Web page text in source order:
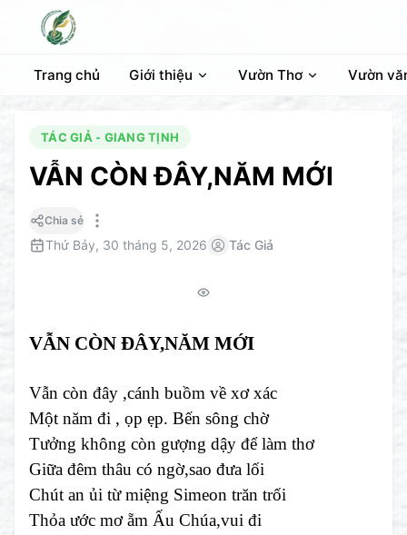
Trang chủ Giới thiệu Vườn Thơ Vườn
TÁC GIẢ - GIANG TỊNH
VẪN CÒN ĐÂY,NĂM MỚI
Chia sẻ
Thứ Bảy, 30 tháng 5, 2026 Tác Giả
VẪN CÒN ĐÂY,NĂM MỚI
Vẫn còn đây ,cánh buồm về xơ xác
Một năm đi , ọp ẹp. Bến sông chờ
Tưởng không còn gượng dậy để làm thơ
Giữa đêm thâu có ngờ,sao đưa lối
Chút an ủi từ miệng Simeon trăn trối
Thỏa ước mơ ẵm Ấu Chúa,vui đi